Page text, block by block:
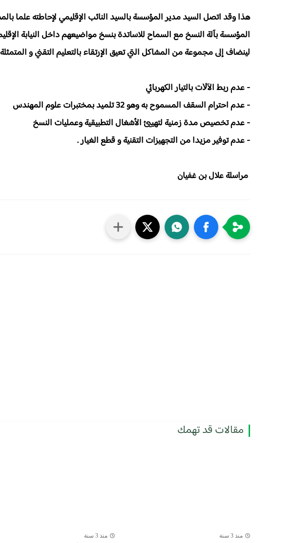
هذا وقد اتصل السيد مدير المؤسسة بالسيد النائب اﻹقليمي ﻹحاطته علما
المؤسسة بآلة النسخ مع السماح للاساتدة بنسخ مواضيعهم داخل النيابة
لينضاف إلى مجموعة من المشاكل التي تعيق اﻹرتقاء بالتعليم التقني و
- عدم ربط اﻵﻻت بالتيار الكهربائي
- عدم احترام السقف المسموح به وهو 32 تلميد بمختبرات علوم المهندس
- عدم تخصيص مدة زمنية لتهييئ اﻷشغال التطبيقية وعمليات النسخ
- عدم توفير مزيدا من التجهيزات التقنية و قطع الغيار .
مراسلة علال بن غفيان
مقالات قد تهمك
منذ 3 سنة منذ 3 سنة